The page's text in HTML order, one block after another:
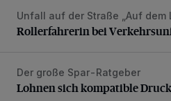
Rollerfahrerin bei
Unfall auf der Straße „Auf dem
Rollerfahrerin bei
Lohnen sich kompatible
Der große Spar-Ratgeber
Lohnen sich kompatible